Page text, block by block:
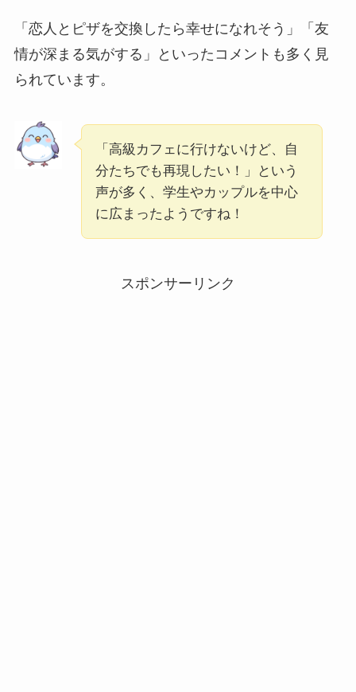
「恋人とピザを交換したら幸せになれそう」「友
情が深まる気がする」といったコメントも多く見
られています。
「高級カフェに行けないけど、自
分たちでも再現したい！」という
声が多く、学生やカップルを中心
に広まったようですね！
スポンサーリンク